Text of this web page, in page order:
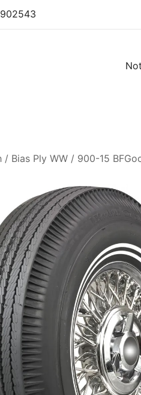
/ Bias Ply WW / 900-15